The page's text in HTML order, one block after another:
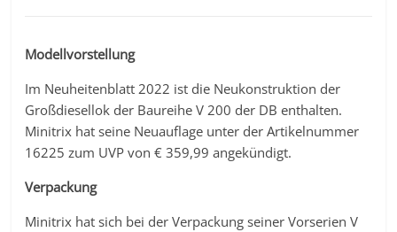
Modellvorstellung
Im Neuheitenblatt 2022 ist die Neukonstruktion der
Großdiesellok der Baureihe V 200 der DB enthalten.
Minitrix hat seine Neuauflage unter der Artikelnummer
16225 zum UVP von € 359,99 angekündigt.
Verpackung
Minitrix hat sich bei der Verpackung seiner Vorserien V